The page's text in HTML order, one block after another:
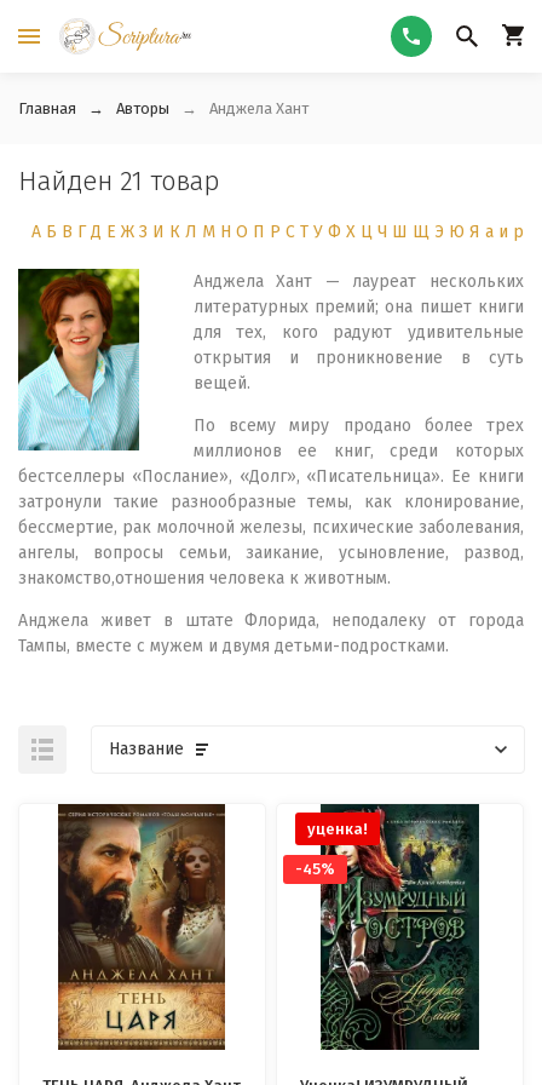
Главная Авторы Анджела Хант
Найден 21 товар
А Б В Г Д Е Ж З И К Л М Н О П Р С Т У Ф Х Ц Ч Ш Щ Э Ю Я а и р
Анджела Хант — лауреат нескольких
литературных премий; она пишет книги
для тех, кого радуют удивительные
открытия и проникновение в суть
вещей.
По всему миру продано более трех
миллионов ее книг, среди которых
бестселлеры «Послание», «Долг», «Писательница». Ее книги
затронули такие разнообразные темы, как клонирование,
бессмертие, рак молочной железы, психические заболевания,
ангелы, вопросы семьи, заикание, усыновление, развод,
знакомство,отношения человека к животным.
Анджела живет в штате Флорида, неподалеку от города
Тампы, вместе с мужем и двумя детьми-подростками.
Название
уценка!
-45%